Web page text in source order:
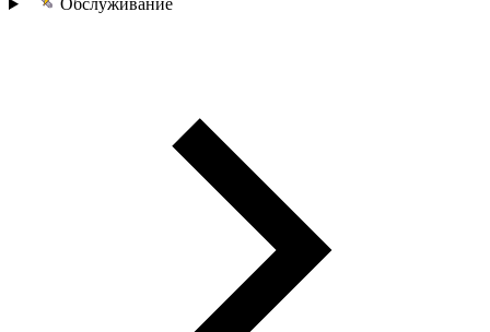
Обслуживание